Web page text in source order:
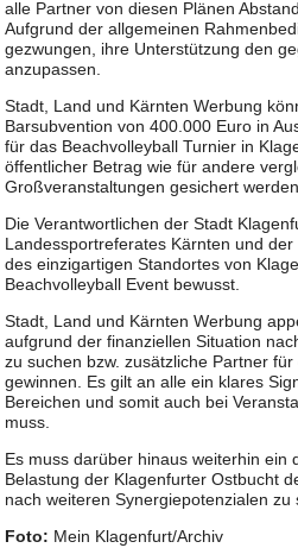
alle Partner von diesen Plänen
Aufgrund der allgemeinen
gezwungen, ihre Unterstützung den
anzupassen.
Stadt, Land und Kärnten Werbung
Barsubvention von 400.000 Euro in
für das Beachvolleyball Turnier in
öffentlicher Betrag wie für andere
Großveranstaltungen gesichert
Die Verantwortlichen der Stadt
Landessportreferates Kärnten und
des einzigartigen Standortes von
Beachvolleyball Event bewusst.
Stadt, Land und Kärnten Werbung
aufgrund der finanziellen Situation
zu suchen bzw. zusätzliche Partner
gewinnen. Es gilt an alle ein klares
Bereichen und somit auch bei
muss.
Es muss darüber hinaus weiterhin ein
Belastung der Klagenfurter Ostbucht
nach weiteren Synergiepotenzialen zu
Foto: Mein Klagenfurt/Archiv